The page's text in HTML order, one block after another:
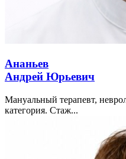
Ананьев
Андрей Юрьевич
Мануальный терапевт,
категория. Стаж...